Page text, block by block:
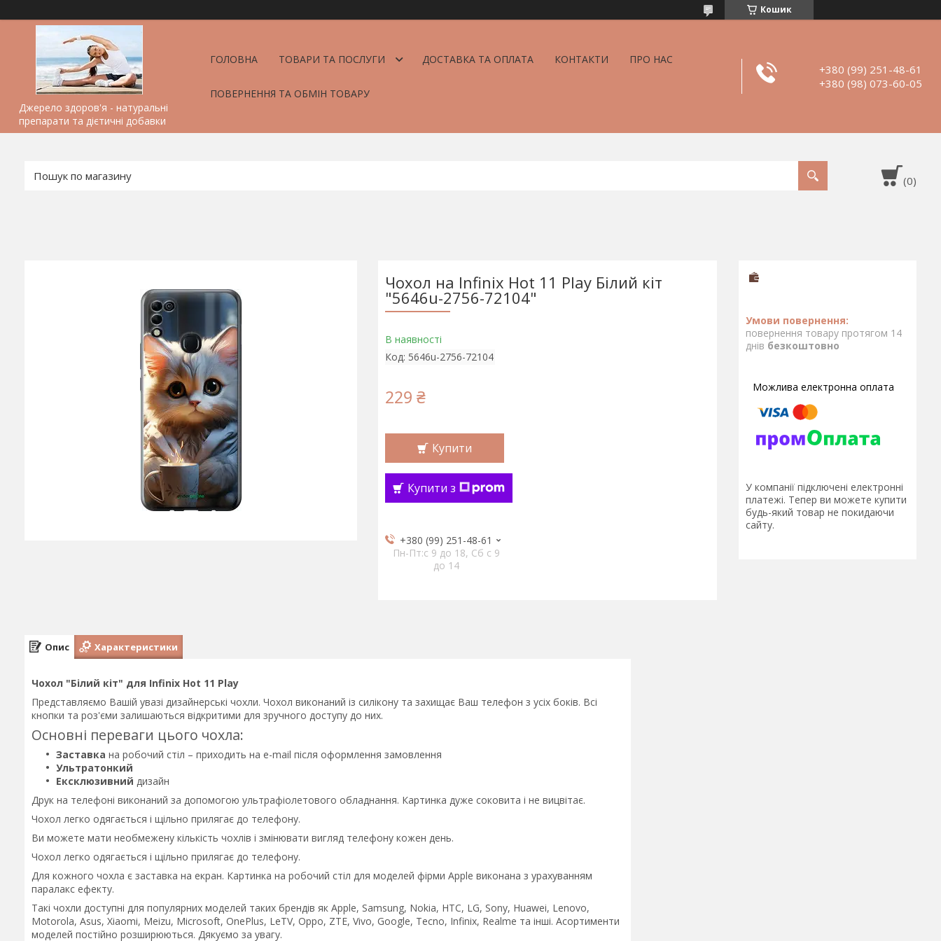
Кошик
Джерело здоров'я - натуральні
препарати та дієтичні добавки
ГОЛОВНА ТОВАРИ ТА ПОСЛУГИ ДОСТАВКА ТА ОПЛАТА КОНТАКТИ ПРО НАС
ПОВЕРНЕННЯ ТА ОБМІН ТОВАРУ
+380 (99) 251-48-61
+380 (98) 073-60-05
Чохол на Infinix Hot 11 Play Білий кіт
"5646u-2756-72104"
В наявності
Код: 5646u-2756-72104
229 ₴
Купити
Купити з
+380 (99) 251-48-61
Пн-Пт:c 9 до 18, Сб с 9
до 14
повернення товару протягом 14
днів безкоштовно
У компанії підключені електронні
платежі. Тепер ви можете купити
будь-який товар не покидаючи
сайту.
Опис Характеристики
Чохол "Білий кіт" для Infinix Hot 11 Play
Представляємо Вашій увазі дизайнерські чохли. Чохол виконаний із силікону та захищає Ваш телефон з усіх боків. Всі
кнопки та роз'єми залишаються відкритими для зручного доступу до них.
Основні переваги цього чохла:
Заставка на робочий стіл – приходить на e-mail після оформлення замовлення
Ультратонкий
Ексклюзивний дизайн
Друк на телефоні виконаний за допомогою ультрафіолетового обладнання. Картинка дуже соковита і не вицвітає.
Чохол легко одягається і щільно прилягає до телефону.
Ви можете мати необмежену кількість чохлів і змінювати вигляд телефону кожен день.
Чохол легко одягається і щільно прилягає до телефону.
Для кожного чохла є заставка на екран. Картинка на робочий стіл для моделей фірми Apple виконана з урахуванням
паралакс ефекту.
Такі чохли доступні для популярних моделей таких брендів як Apple, Samsung, Nokia, HTC, LG, Sony, Huawei, Lenovo,
Motorola, Asus, Xiaomi, Meizu, Microsoft, OnePlus, LeTV, Oppo, ZTE, Vivo, Google, Tecno, Infinix, Realme та інші. Асортименти
моделей постійно розширюються. Дякуємо за увагу.